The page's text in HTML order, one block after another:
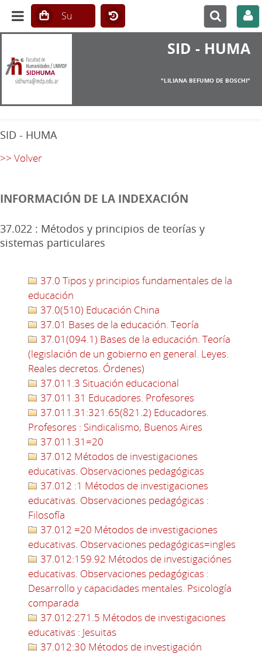
SID - HUMA
"LILIANA BEFUMO DE BOSCHI"
SID - HUMA
>> Volver
INFORMACIÓN DE LA INDEXACIÓN
37.022 : Métodos y principios de teorías y
sistemas particulares
37.0 Tipos y principios fundamentales de la
educación
37.0(510) Educación China
37.01 Bases de la educación. Teoría
37.01(094.1) Bases de la educación. Teoría
(legislación de un gobierno en general. Leyes.
Reales decretos. Órdenes)
37.011.3 Situación educacional
37.011.31 Educadores. Profesores
37.011.31:321.65(821.2) Educadores.
Profesores : Sindicalismo, Buenos Aires
37.011.31=20
37.012 Métodos de investigaciones
educativas. Observaciones pedagógicas
37.012 :1 Métodos de investigaciones
educativas. Observaciones pedagógicas :
Filosofía
37.012 =20 Métodos de investigaciones
educativas. Observaciones pedagógicas=ingles
37.012:159.92 Métodos de investigaciónes
educativas. Observaciones pedagógicas :
Desarrollo y capacidades mentales. Psicología
comparada
37.012:271.5 Métodos de investigaciones
educativas : Jesuitas
37.012:30 Métodos de investigación